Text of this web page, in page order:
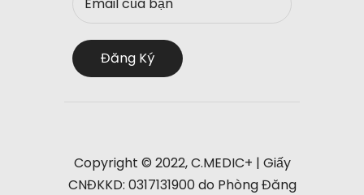
Copyright © 2022, C.MEDIC+ | Giấy
CNĐKKD: 0317131900 do Phòng Đăng